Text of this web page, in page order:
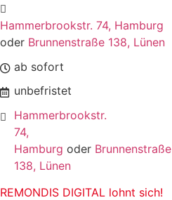
Hammerbrookstr. 74, Hamburg
oder Brunnenstraße 138, Lünen
ab sofort
unbefristet
Hammerbrookstr.
74,
Hamburg oder Brunnenstraße
138, Lünen
REMONDIS DIGITAL lohnt sich!